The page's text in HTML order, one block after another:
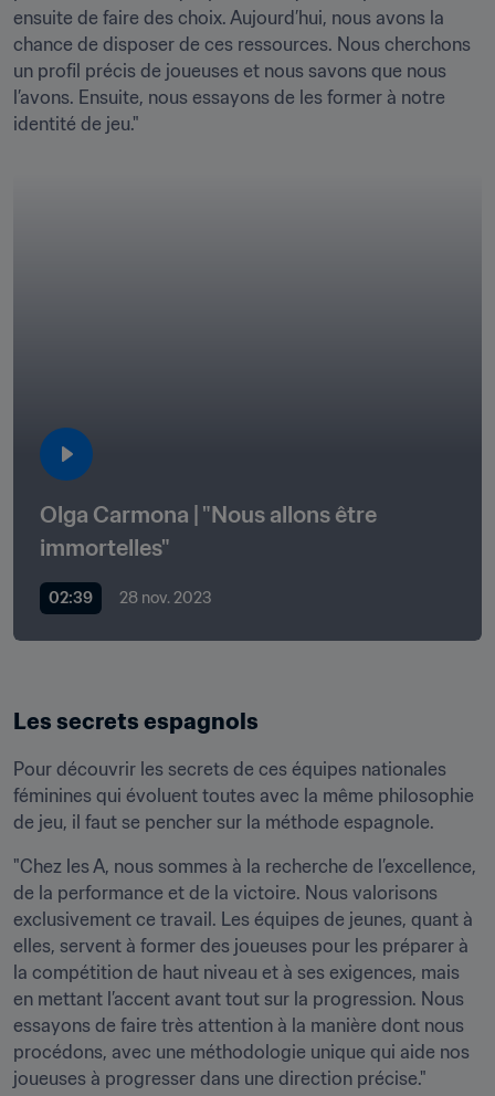
ensuite de faire des choix. Aujourd’hui, nous avons la
chance de disposer de ces ressources. Nous cherchons
un profil précis de joueuses et nous savons que nous
l’avons. Ensuite, nous essayons de les former à notre
identité de jeu."
Olga Carmona | "Nous allons être
02:39 28 nov. 2023
Les secrets espagnols
Pour découvrir les secrets de ces équipes nationales
féminines qui évoluent toutes avec la même philosophie
de jeu, il faut se pencher sur la méthode espagnole.
"Chez les A, nous sommes à la recherche de l’excellence,
de la performance et de la victoire. Nous valorisons
exclusivement ce travail. Les équipes de jeunes, quant à
elles, servent à former des joueuses pour les préparer à
la compétition de haut niveau et à ses exigences, mais
en mettant l’accent avant tout sur la progression. Nous
essayons de faire très attention à la manière dont nous
procédons, avec une méthodologie unique qui aide nos
joueuses à progresser dans une direction précise."